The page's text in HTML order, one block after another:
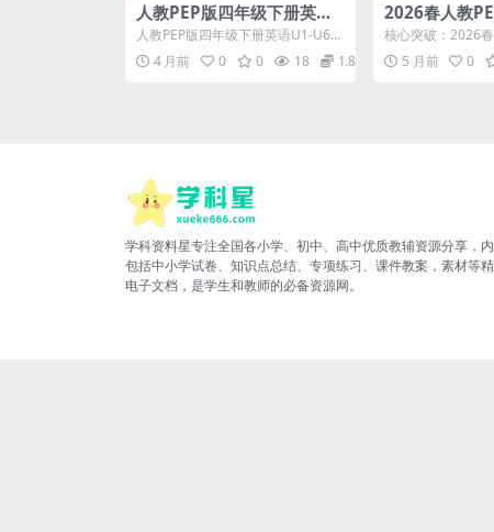
人教PEP版四年级下册英语U
1-U6单元同步字帖练习电子
版
人教PEP版四年级下册英语U1-U6单
元同步字帖推荐 各位家长和同学们
好，我是学...
4 月前 0 0 18 1.88
2026春人教
册英语全册知
提分电子版资料
核心突破：2026
级下册英语全册
好，我是学科星...
5 月前 0
学科资料星专注全国各小学、初中、高中优质教辅资源分享，
包括中小学试卷、知识点总结、专项练习、课件教案，素材等
电子文档，是学生和教师的必备资源网。